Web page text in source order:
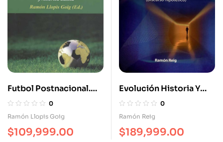
Futbol Postnacional.
Transformaciones
Sociales Y Culturales
En Europa Y América
0
Ramón Llopis Goig
$109,999.00
Evolución Historia Y
Comunicación En Un
Mundo Digital Discurso
0
Ramón Reig
$189,999.00